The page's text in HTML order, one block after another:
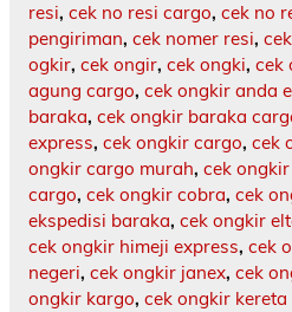
resi, cek no resi cargo, cek no
pengiriman, cek nomer resi,
ogkir, cek ongir, cek ongki, cek
agung cargo, cek ongkir anda
baraka, cek ongkir baraka
express, cek ongkir cargo, cek
ongkir cargo murah, cek
cargo, cek ongkir cobra, cek
ekspedisi baraka, cek ongkir
cek ongkir himeji express, cek
negeri, cek ongkir janex, cek
ongkir kargo, cek ongkir kereta